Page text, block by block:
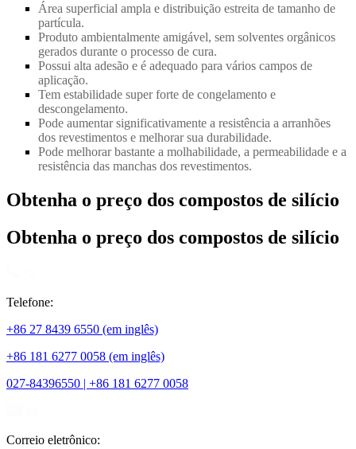
Área superficial ampla e distribuição estreita de tamanho de
partícula.
Produto ambientalmente amigável, sem solventes orgânicos
gerados durante o processo de cura.
Possui alta adesão e é adequado para vários campos de
aplicação.
Tem estabilidade super forte de congelamento e
descongelamento.
Pode aumentar significativamente a resistência a arranhões
dos revestimentos e melhorar sua durabilidade.
Pode melhorar bastante a molhabilidade, a permeabilidade e a
resistência das manchas dos revestimentos.
Obtenha o preço dos compostos de silício
Obtenha o preço dos compostos de silício
Telefone:
+86 27 8439 6550 (em inglês)
+86 181 6277 0058 (em inglês)
027-84396550 | +86 181 6277 0058
Correio eletrônico: